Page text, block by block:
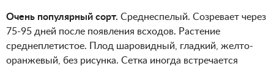
Очень популярный сорт. Среднеспелый. Созревает через
75-95 дней после появления всходов. Растение
среднеплетистое. Плод шаровидный, гладкий, желто-
оранжевый, без рисунка. Сетка иногда встречается